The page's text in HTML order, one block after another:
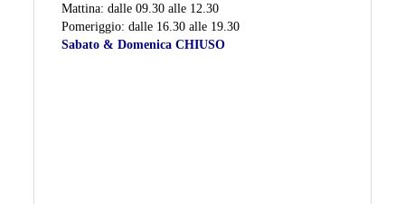
Mattina: dalle 09.30 alle 12.30
Pomeriggio: dalle 16.30 alle 19.30
Sabato & Domenica CHIUSO